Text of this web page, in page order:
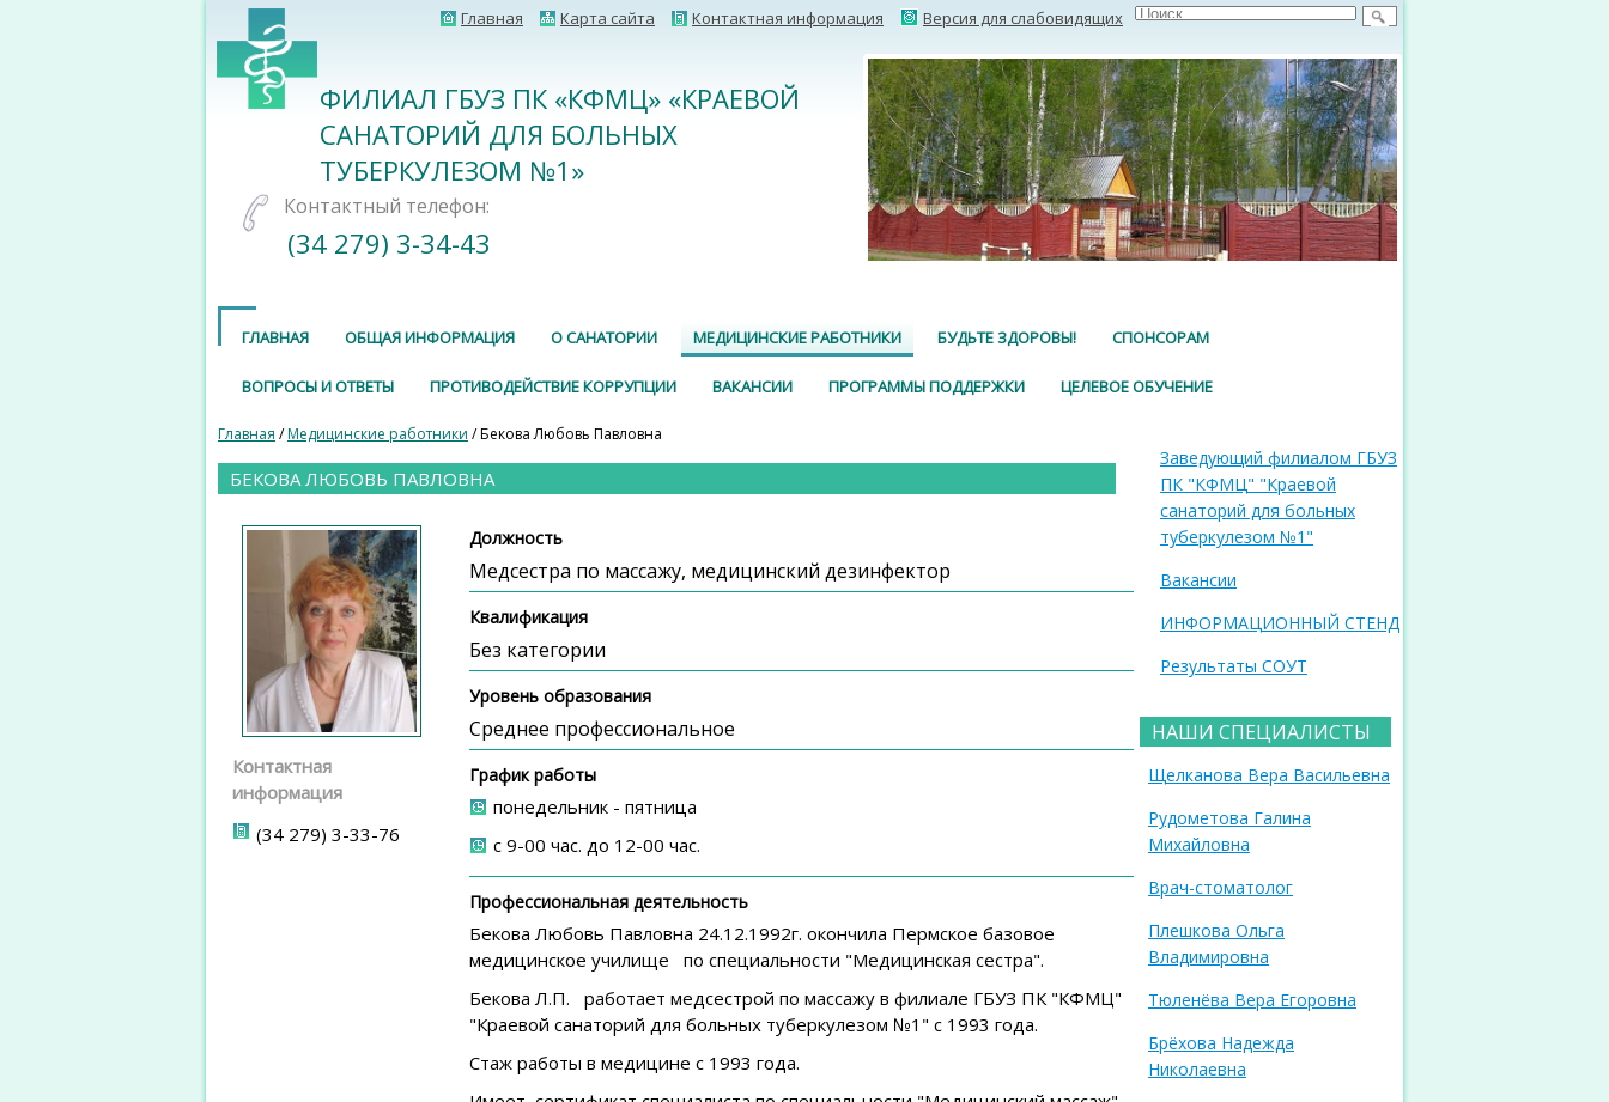
Главная Карта сайта Контактная информация Версия для слабовидящих
ФИЛИАЛ ГБУЗ ПК «КФМЦ» «КРАЕВОЙ
САНАТОРИЙ ДЛЯ БОЛЬНЫХ
ТУБЕРКУЛЕЗОМ №1»
Контактный телефон:
(34 279) 3-34-43
ГЛАВНАЯ ОБЩАЯ ИНФОРМАЦИЯ О САНАТОРИИ МЕДИЦИНСКИЕ РАБОТНИКИ БУДЬТЕ ЗДОРОВЫ! СПОНСОРАМ
ВОПРОСЫ И ОТВЕТЫ ПРОТИВОДЕЙСТВИЕ КОРРУПЦИИ ВАКАНСИИ ПРОГРАММЫ ПОДДЕРЖКИ ЦЕЛЕВОЕ ОБУЧЕНИЕ
Главная /Медицинские работники / Бекова Любовь Павловна
БЕКОВА ЛЮБОВЬ ПАВЛОВНА
Контактная
информация
(34 279) 3-33-76
Должность
Медсестра по массажу, медицинский дезинфектор
Квалификация
Без категории
Уровень образования
Среднее профессиональное
График работы
понедельник - пятница
с 9-00 час. до 12-00 час.
Профессиональная деятельность
Бекова Любовь Павловна 24.12.1992г. окончила Пермское базовое
медицинское училище по специальности "Медицинская сестра".
Бекова Л.П. работает медсестрой по массажу в филиале ГБУЗ ПК "КФМЦ"
"Краевой санаторий для больных туберкулезом №1" с 1993 года.
Стаж работы в медицине с 1993 года.
Заведующий филиалом ГБУЗ
ПК "КФМЦ" "Краевой
санаторий для больных
туберкулезом №1"
Вакансии
ИНФОРМАЦИОННЫЙ СТЕНД
Результаты СОУТ
НАШИ СПЕЦИАЛИСТЫ
Щелканова Вера Васильевна
Рудометова Галина
Михайловна
Врач-стоматолог
Плешкова Ольга
Владимировна
Тюленёва Вера Егоровна
Брёхова Надежда
Николаевна